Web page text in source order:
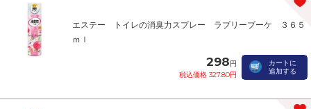
エステー トイレの消臭力スプレー ラブリーブーケ ３６５
ｍｌ
298円
税込価格 327.80円
カートに
追加する